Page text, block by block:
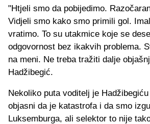
"Htjeli smo da pobijedimo.
Vidjeli smo kako smo primili gol.
vratimo. To su utakmice koje se
odgovornost bez ikakvih problema.
na meni. Ne treba tražiti dalje
Hadžibegić.
Nekoliko puta voditelj je
objasni da je katastrofa i da smo
Luksemburga, ali selektor to nije